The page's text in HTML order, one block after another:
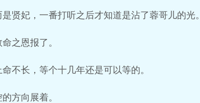
贤妃，一番打听之后才知道是沾了蓉哥儿的光。
之恩报了。
不长，等个十几年还是可以等的。
方向展着。